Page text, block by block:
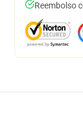
Reembolso